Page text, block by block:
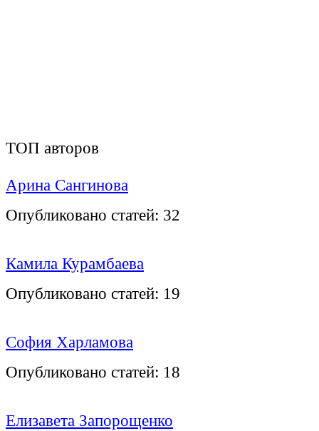
ТОП авторов
Арина Сангинова
Опубликовано статей: 32
Камила Курамбаева
Опубликовано статей: 19
София Харламова
Опубликовано статей: 18
Елизавета Запорощенко